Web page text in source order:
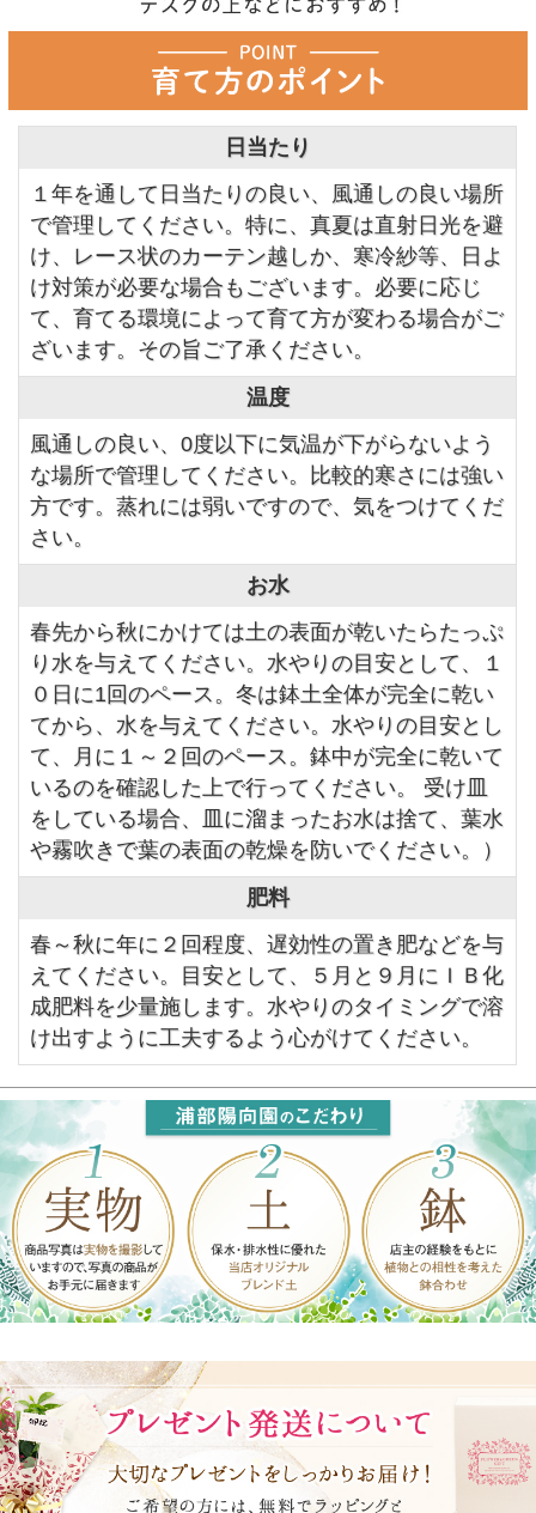
日当たり
１年を通して日当たりの良い、風通しの良い場所
で管理してください。特に、真夏は直射日光を避
け、レース状のカーテン越しか、寒冷紗等、日よ
け対策が必要な場合もございます。必要に応じ
て、育てる環境によって育て方が変わる場合がご
ざいます。その旨ご了承ください。
温度
風通しの良い、0度以下に気温が下がらないよう
な場所で管理してください。比較的寒さには強い
方です。蒸れには弱いですので、気をつけてくだ
さい。
お水
春先から秋にかけては土の表面が乾いたらたっぷ
り水を与えてください。水やりの目安として、１
０日に1回のペース。冬は鉢土全体が完全に乾い
てから、水を与えてください。水やりの目安とし
て、月に１～２回のペース。鉢中が完全に乾いて
いるのを確認した上で行ってください。 受け皿
をしている場合、皿に溜まったお水は捨て、葉水
や霧吹きで葉の表面の乾燥を防いでください。）
肥料
春～秋に年に２回程度、遅効性の置き肥などを与
えてください。目安として、５月と９月にＩＢ化
成肥料を少量施します。水やりのタイミングで溶
け出すように工夫するよう心がけてください。